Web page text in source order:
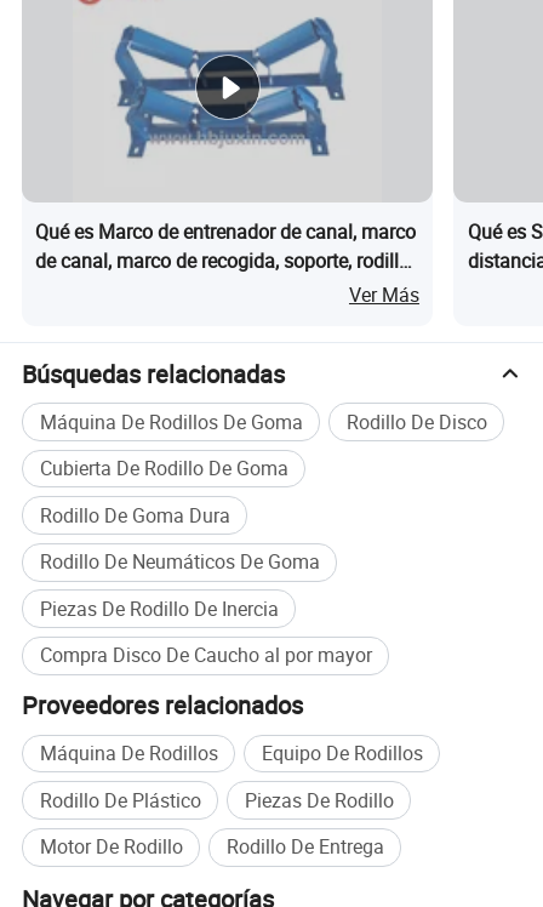
Conocido por estos productos innovadores, JUXIN Conveyor
Components puede encontrarse en una Variedad de aplicaciones
de manipulación de materiales industriales en China y de todo el
• Agregar
• La minería
• Construcción
• El Reciclaje
• Embarque
• La trituración y cribado
• Planta de energía
•Planta cementera
Qué es Marco de entrenador de canal, marco
de canal, marco de recogida, soporte, rodillo
Ver Más
Qué es
Búsquedas relacionadas
Máquina De Rodillos De Goma
Rodillo De Disco
Cubierta De Rodillo De Goma
Rodillo De Goma Dura
Rodillo De Neumáticos De Goma
Piezas De Rodillo De Inercia
Compra Disco De Caucho al por mayor
Proveedores relacionados
Máquina De Rodillos
Equipo De Rodillos
Rodillo De Plástico
Piezas De Rodillo
Motor De Rodillo
Rodillo De Entrega
Navegar por categorías